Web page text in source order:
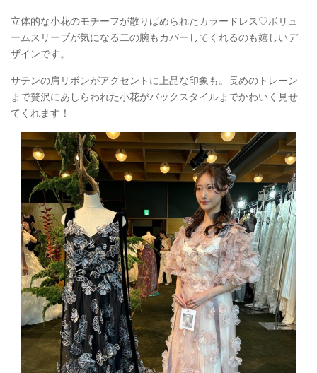
立体的な小花のモチーフが散りばめられたカラードレス♡ボリュ
ームスリーブが気になる二の腕もカバーしてくれるのも嬉しいデ
ザインです。
サテンの肩リボンがアクセントに上品な印象も。長めのトレーン
まで贅沢にあしらわれた小花がバックスタイルまでかわいく見せ
てくれます！